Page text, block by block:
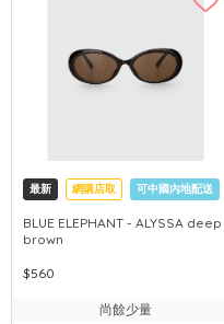
最新 網購店取 可中國內地配送
BLUE ELEPHANT - ALYSSA deep
brown
$560
尚餘少量